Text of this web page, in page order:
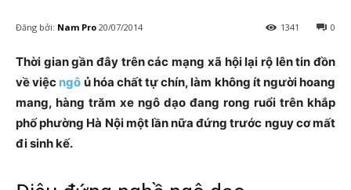
Đăng bởi: Nam Pro 20/07/2014 0
1341
Thời gian gần đây trên các mạng xã hội lại rộ lên tin đồn
về việc ngô ủ hóa chất tự chín, làm không ít người hoang
mang, hàng trăm xe ngô dạo đang rong ruổi trên khắp
phố phường Hà Nội một lần nữa đứng trước nguy cơ mất
đi sinh kế.